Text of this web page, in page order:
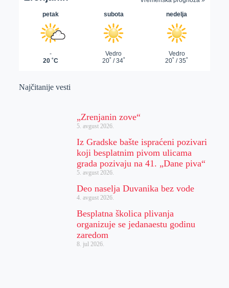
Najčitanije vesti
„Zrenjanin zove“
5. avgust 2026.
Iz Gradske bašte ispraćeni pozivari
koji besplatnim pivom ulicama
grada pozivaju na 41. „Dane piva“
5. avgust 2026.
Deo naselja Duvanika bez vode
4. avgust 2026.
Besplatna školica plivanja
organizuje se jedanaestu godinu
zaredom
8. jul 2026.